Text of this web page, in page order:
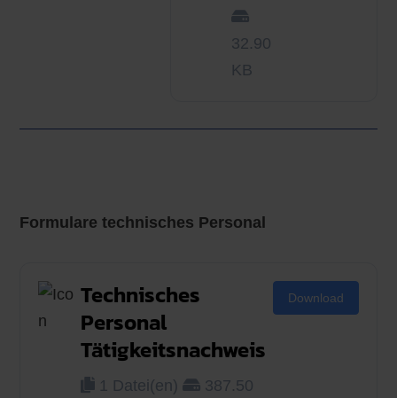
32.90
KB
Formulare technisches Personal
Technisches
Personal
Tätigkeitsnachweis
1 Datei(en)
387.50
Download